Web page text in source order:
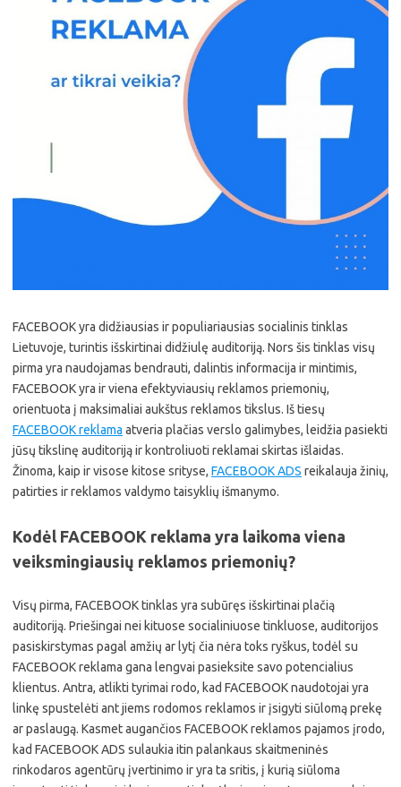
FACEBOOK yra didžiausias ir populiariausias socialinis tinklas
Lietuvoje, turintis išskirtinai didžiulę auditoriją. Nors šis tinklas visų
pirma yra naudojamas bendrauti, dalintis informacija ir mintimis,
FACEBOOK yra ir viena efektyviausių reklamos priemonių,
orientuota į maksimaliai aukštus reklamos tikslus. Iš tiesų
FACEBOOK reklama atveria plačias verslo galimybes, leidžia pasiekti
jūsų tikslinę auditoriją ir kontroliuoti reklamai skirtas išlaidas.
Žinoma, kaip ir visose kitose srityse, FACEBOOK ADS reikalauja žinių,
patirties ir reklamos valdymo taisyklių išmanymo.
Kodėl FACEBOOK reklama yra laikoma viena
veiksmingiausių reklamos priemonių?
Visų pirma, FACEBOOK tinklas yra subūręs išskirtinai plačią
auditoriją. Priešingai nei kituose socialiniuose tinkluose, auditorijos
pasiskirstymas pagal amžių ar lytį čia nėra toks ryškus, todėl su
FACEBOOK reklama gana lengvai pasieksite savo potencialius
klientus. Antra, atlikti tyrimai rodo, kad FACEBOOK naudotojai yra
linkę spustelėti ant jiems rodomos reklamos ir įsigyti siūlomą prekę
ar paslaugą. Kasmet augančios FACEBOOK reklamos pajamos įrodo,
kad FACEBOOK ADS sulaukia itin palankaus skaitmeninės
rinkodaros agentūrų įvertinimo ir yra ta sritis, į kurią siūloma